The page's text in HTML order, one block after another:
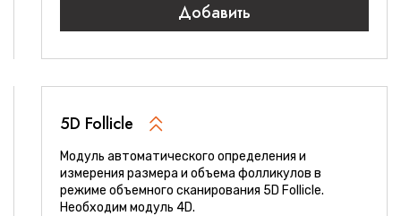
Добавить
5D Follicle
Модуль автоматического определения и
измерения размера и объема фолликулов в
режиме объемного сканирования 5D Follicle.
Необходим модуль 4D.